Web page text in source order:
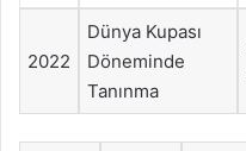
2022
Dünya Kupası
Döneminde
Tanınma